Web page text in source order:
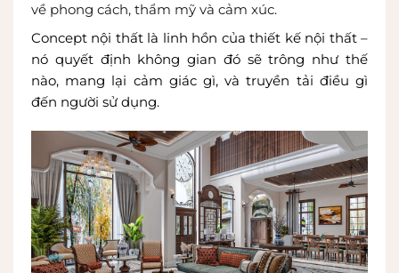
về phong cách, thẩm mỹ và cảm xúc.
Concept nội thất là linh hồn của thiết kế nội thất –
nó quyết định không gian đó sẽ trông như thế
nào, mang lại cảm giác gì, và truyền tải điều gì
đến người sử dụng.